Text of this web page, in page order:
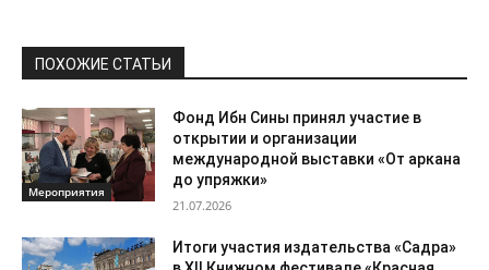
ПОХОЖИЕ СТАТЬИ
Мероприятия
Фонд Ибн Сины принял участие в
открытии и организации
международной выставки «От аркана
до упряжки»
21.07.2026
Итоги участия издательства «Садра»